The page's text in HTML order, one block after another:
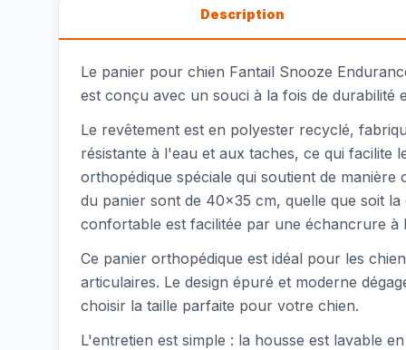
Description
Le panier pour chien Fantail Snooze
est conçu avec un souci à la fois de
Le revêtement est en polyester recyclé,
résistante à l'eau et aux taches, ce qui facilite
orthopédique spéciale qui soutient de
du panier sont de 40x35 cm, quelle que soit
confortable est facilitée par une échancrure à
Ce panier orthopédique est idéal pour les
articulaires. Le design épuré et moderne
choisir la taille parfaite pour votre chien.
L'entretien est simple : la housse est lavable